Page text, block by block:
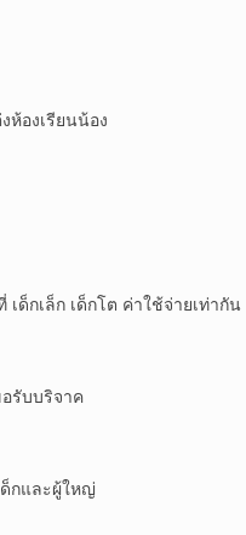
ห้องเรียนน้อง
ด็กเล็ก เด็กโต ค่าใช้จ่ายเท่ากัน
รับบริจาค
กและผู้ใหญ่